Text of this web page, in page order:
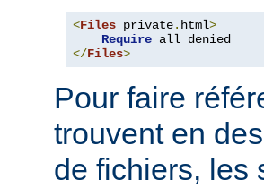
<Files private. html>
Require
</Files>
Pour faire
trouvent en
de fichiers, les